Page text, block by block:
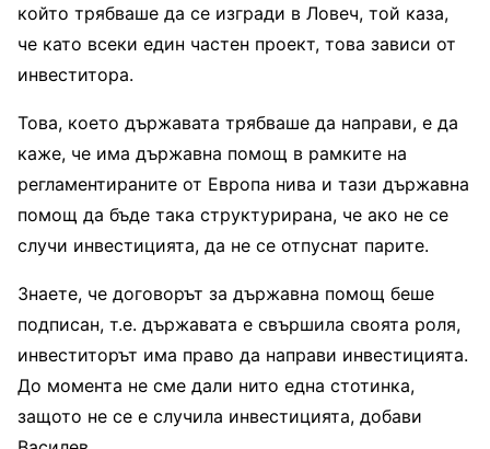
който трябваше да се изгради в Ловеч, той каза,
че като всеки един частен проект, това зависи от
инвеститора.
Това, което държавата трябваше да направи, е да
каже, че има държавна помощ в рамките на
регламентираните от Европа нива и тази държавна
помощ да бъде така структурирана, че ако не се
случи инвестицията, да не се отпуснат парите.
Знаете, че договорът за държавна помощ беше
подписан, т.е. държавата е свършила своята роля,
инвеститорът има право да направи инвестицията.
До момента не сме дали нито една стотинка,
защото не се е случила инвестицията, добави